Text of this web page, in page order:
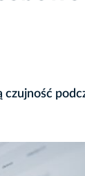
czujność